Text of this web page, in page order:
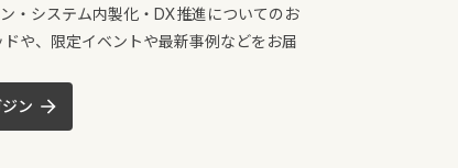
・システム内製化・DX推進についてのお
ドや、限定イベントや最新事例などをお届
ン